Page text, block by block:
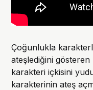
Çoğunlukla
ateşlediğini gösteren
karakteri içkisini
karakterinin ateş